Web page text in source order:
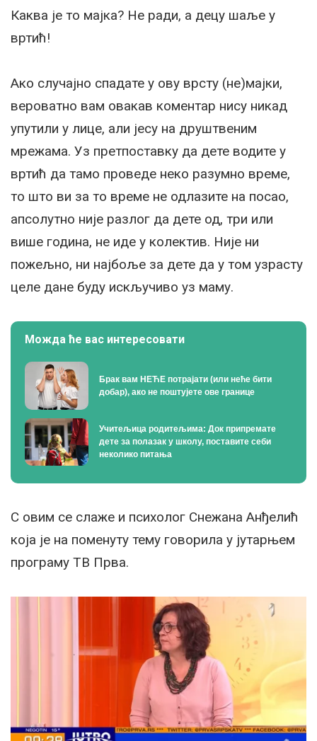
Каква је то мајка? Не ради, а децу шаље у
вртић!
Ако случајно спадате у ову врсту (не)мајки,
вероватно вам овакав коментар нису никад
упутили у лице, али јесу на друштвеним
мрежама. Уз претпоставку да дете водите у
вртић да тамо проведе неко разумно време,
то што ви за то време не одлазите на посао,
апсолутно није разлог да дете од, три или
више година, не иде у колектив. Није ни
пожељно, ни најбоље за дете да у том узрасту
целе дане буду искључиво уз маму.
Можда ће вас интересовати
Брак вам НЕЋЕ потрајати (или неће бити
добар), ако не поштујете ове границе
Учитељица родитељима: Док припремате
дете за полазак у школу, поставите себи
неколико питања
С овим се слаже и психолог Снежана Анђелић
која је на поменуту тему говорила у јутарњем
програму ТВ Прва.